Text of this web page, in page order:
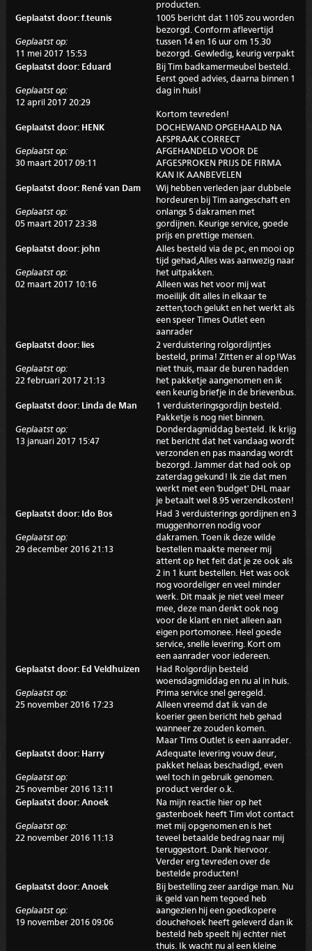
producten.
Geplaatst door: f.teunis
Geplaatst op:
11 mei 2017 15:53
1005 bericht dat 1105 zou worden
bezorgd. Conform aflevertijd
tussen 14 en 16 uur om 15.30
bezorgd. Gewledig, keurig verpakt
Geplaatst door: Eduard
Geplaatst op:
12 april 2017 20:29
Bij Tim badkamermeubel besteld.
Eerst goed advies, daarna binnen 1
dag in huis!
Kortom tevreden!
Geplaatst door: HENK
Geplaatst op:
30 maart 2017 09:11
DOCHEWAND OPGEHAALD NA
AFSPRAAK CORRECT
AFGEHANDELD VOOR DE
AFGESPROKEN PRIJS DE FIRMA
KAN IK AANBEVELEN
Geplaatst door: René van Dam
Geplaatst op:
05 maart 2017 23:38
Wij hebben verleden jaar dubbele
hordeuren bij Tim aangeschaft en
onlangs 5 dakramen met
gordijnen. Keurige service, goede
prijs en prettige mensen.
Geplaatst door: john
Geplaatst op:
02 maart 2017 10:16
Alles besteld via de pc, en mooi op
tijd gehad,Alles was aanwezig naar
het uitpakken.
Alleen was het voor mij wat
moeilijk dit alles in elkaar te
zetten,toch gelukt en het werkt als
een speer Times Outlet een
aanrader
Geplaatst door: lies
Geplaatst op:
22 februari 2017 21:13
2 verduistering rolgordijntjes
besteld, prima! Zitten er al op!Was
niet thuis, maar de buren hadden
het pakketje aangenomen en ik
een keurig briefje in de brievenbus.
Geplaatst door: Linda de Man
Geplaatst op:
13 januari 2017 15:47
1 verduisteringsgordijn besteld.
Pakketje is nog niet binnen.
Donderdagmiddag besteld. Ik krijg
net bericht dat het vandaag wordt
verzonden en pas maandag wordt
bezorgd. Jammer dat had ook op
zaterdag gekund! Ik zie dat men
werkt met een 'budget' DHL maar
je betaalt wel 8.95 verzendkosten!
Geplaatst door: Ido Bos
Geplaatst op:
29 december 2016 21:13
Had 3 verduisterings gordijnen en 3
muggenhorren nodig voor
dakramen. Toen ik deze wilde
bestellen maakte meneer mij
attent op het feit dat je ze ook als
2 in 1 kunt bestellen. Het was ook
nog voordeliger en veel minder
werk. Dit maak je niet veel meer
mee, deze man denkt ook nog
voor de klant en niet alleen aan
eigen portomonee. Heel goede
service, snelle levering. Kort om
een aanrader voor iedereen.
Geplaatst door: Ed Veldhuizen
Geplaatst op:
25 november 2016 17:23
Had Rolgordijn besteld
woensdagmiddag en nu al in huis.
Prima service snel geregeld.
Alleen vreemd dat ik van de
koerier geen bericht heb gehad
wanneer ze zouden komen.
Maar Tims Outlet is een aanrader.
Geplaatst door: Harry
Geplaatst op:
25 november 2016 13:11
Adequate levering vouw deur,
pakket helaas beschadigd, even
wel toch in gebruik genomen.
product verder o.k.
Geplaatst door: Anoek
Geplaatst op:
22 november 2016 11:13
Na mijn reactie hier op het
gastenboek heeft Tim vlot contact
met mij opgenomen en is het
teveel betaalde bedrag naar mij
teruggestort. Dank hiervoor.
Verder erg tevreden over de
bestelde producten!
Geplaatst door: Anoek
Geplaatst op:
19 november 2016 09:06
Bij bestelling zeer aardige man. Nu
ik geld van hem tegoed heb
aangezien hij een goedkopere
douchehoek heeft geleverd dan ik
besteld heb speelt hij echter niet
thuis. Ik wacht nu al een kleine